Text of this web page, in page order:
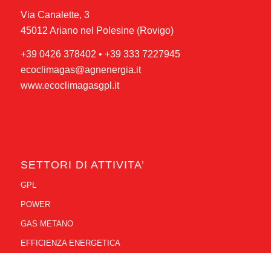
Via Canalette, 3
45012 Ariano nel Polesine (Rovigo)
+39 0426 378402 • +39 333 7227945
ecoclimagas@agnenergia.it
www.ecoclimagasgpl.it
SETTORI DI ATTIVITA’
GPL
POWER
GAS METANO
EFFICIENZA ENERGETICA